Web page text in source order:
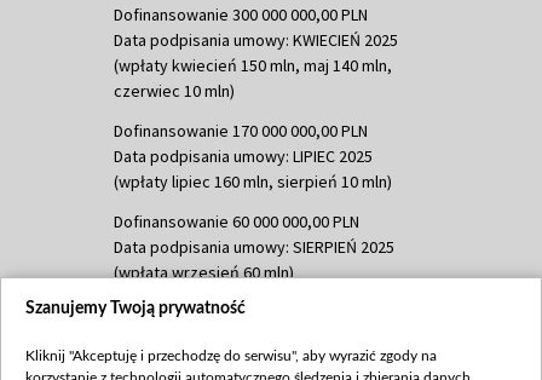
Dofinansowanie 300 000 000,00 PLN
Data podpisania umowy: KWIECIEŃ 2025
(wpłaty kwiecień 150 mln, maj 140 mln,
czerwiec 10 mln)
Dofinansowanie 170 000 000,00 PLN
Data podpisania umowy: LIPIEC 2025
(wpłaty lipiec 160 mln, sierpień 10 mln)
Dofinansowanie 60 000 000,00 PLN
Data podpisania umowy: SIERPIEŃ 2025
(wpłata wrzesień 60 mln)
Dofinansowanie 635 783 051,21 PLN
(wpłata wrzesień 100 mln, październik 350
Szanujemy Twoją prywatność
Kliknij "Akceptuję i przechodzę do serwisu", aby wyrazić zgody na